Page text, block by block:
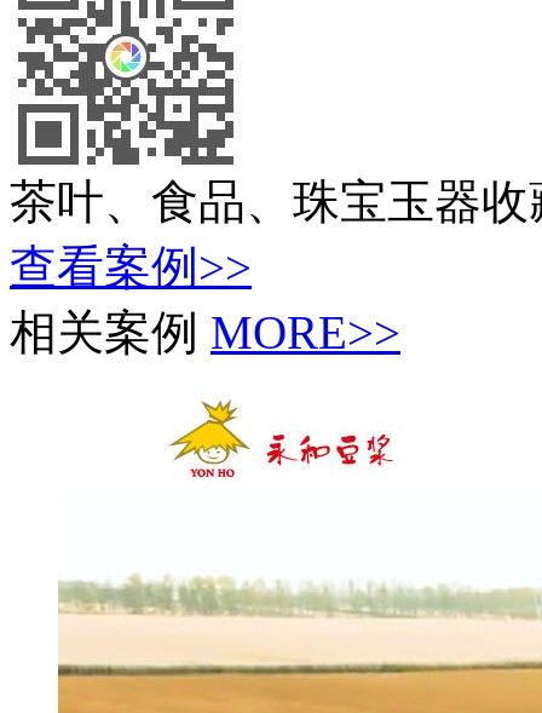
茶叶、食品、珠宝玉器
查看案例>>
相关案例 MORE>>